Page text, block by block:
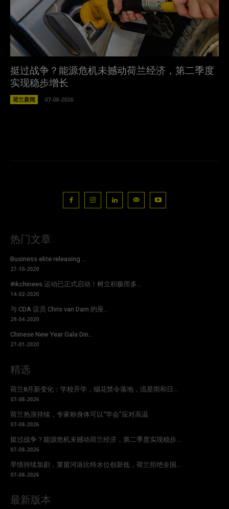
挺过战争？能源危机未撼动荷兰经济，第二季度
实现稳步增长
荷兰新闻 07-08-2026
热门文章
Business elite releasing ...
27-10-2020
#ikchinees 运动已正式启动！树立积极而多...
14-02-2020
与 CDA 议员 Chris van Dam 的座...
29-04-2020
Chinese New Year Gala Din...
27-01-2020
精选
荷兰8月新变化：学校开学，烟花禁令落地，流星雨和日...
07-08-2026
荷兰热浪持续，专家称身体可以“学会”应对高温
07-08-2026
挺过战争？能源危机未撼动荷兰经济，第二季度实现稳步...
07-08-2026
旱情持续加剧，莱茵河洛比特水位创新低，荷兰拒绝全国...
07-08-2026
最新版本